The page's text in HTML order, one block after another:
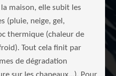
maison, elle subit les
(pluie, neige, gel,
thermique (chaleur de
Tout cela finit par
de dégradation